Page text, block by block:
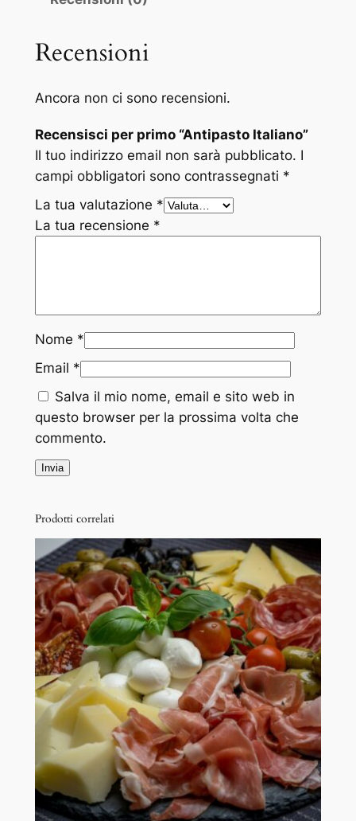
s
o
t
a
l
i
a
n
n
t
t
à
Recensioni
Ancora non ci sono recensioni.
Recensisci per primo “Antipasto Italiano”
Il tuo indirizzo email non sarà pubblicato. I
campi obbligatori sono contrassegnati *
La tua valutazione *
La tua recensione *
Nome *
Email *
Salva il mio nome, email e sito web in
questo browser per la prossima volta che
commento.
Prodotti correlati